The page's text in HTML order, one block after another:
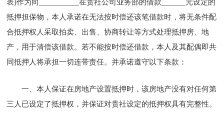
表)作为向__________在贵社公司业务部的借款______元设定的
抵押担保物，本人承诺在无法按时偿还该笔借款时，将无条件配
合抵押权人采取拍卖、出售、协商转让等方式处理抵押房、地
产，用于清偿该借款。若不能按时偿还借款，本人及其配偶即共
同抵押人将承担一切连带责任。并承诺遵守以下条款：
一、本人保证在房地产设置抵押时，该房地产没有对任何第
三人已设定了抵押权，并保证对贵社设定的抵押权具有完整性。